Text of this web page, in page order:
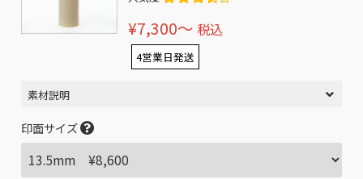
¥7,300〜 税込
4営業日発送
素材説明
印面サイズ